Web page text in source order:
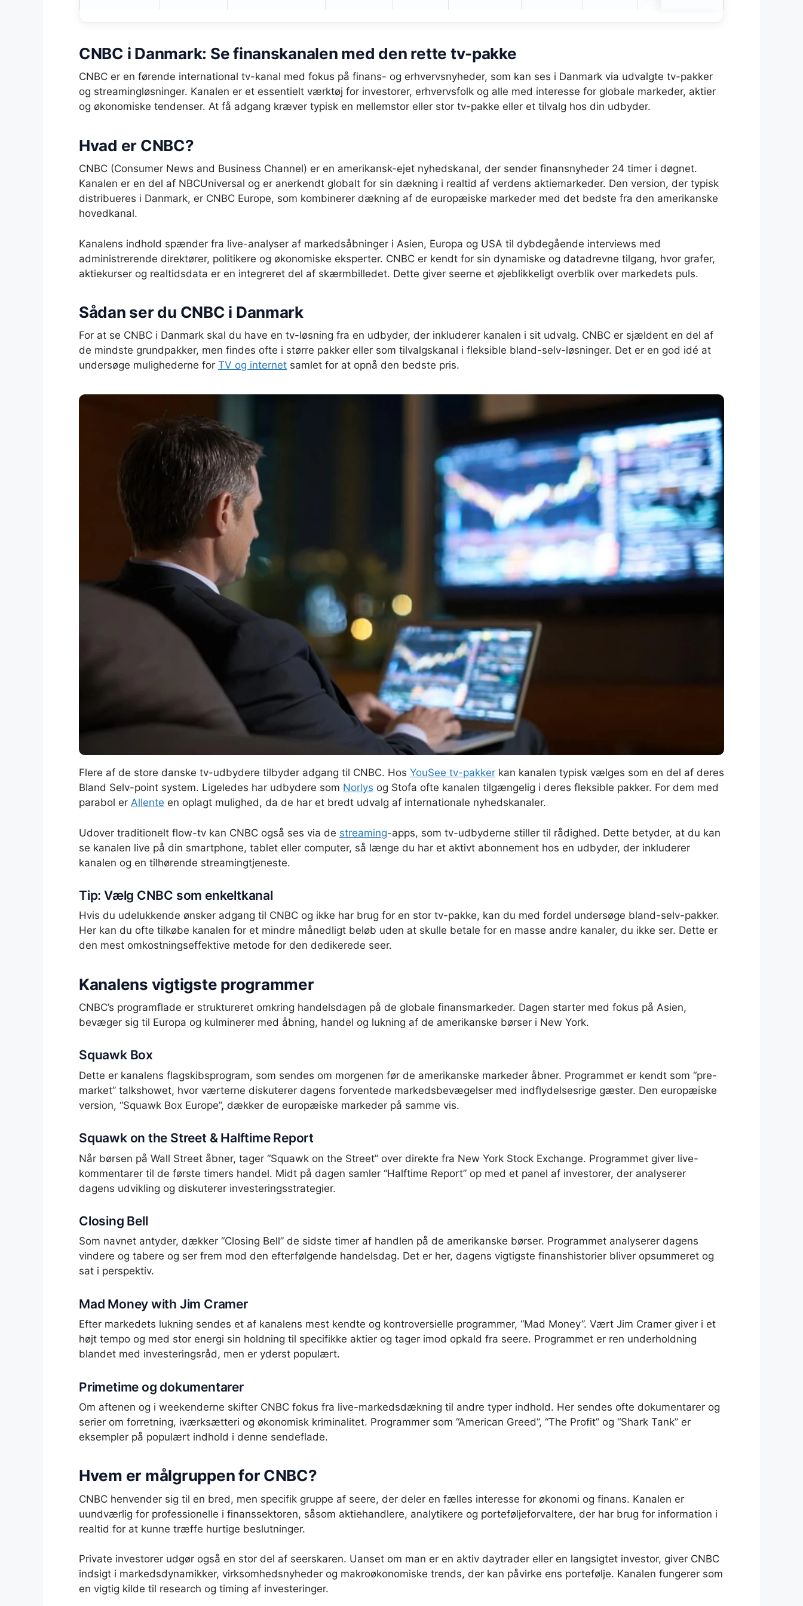
CNBC i Danmark: Se finanskanalen med den rette tv-pakke
CNBC er en førende international tv-kanal med fokus på finans- og erhvervsnyheder, som kan ses i Danmark via udvalgte tv-pakker
og streamingløsninger. Kanalen er et essentielt værktøj for investorer, erhvervsfolk og alle med interesse for globale markeder, aktier
og økonomiske tendenser. At få adgang kræver typisk en mellemstor eller stor tv-pakke eller et tilvalg hos din udbyder.
Hvad er CNBC?
CNBC (Consumer News and Business Channel) er en amerikansk-ejet nyhedskanal, der sender finansnyheder 24 timer i døgnet.
Kanalen er en del af NBCUniversal og er anerkendt globalt for sin dækning i realtid af verdens aktiemarkeder. Den version, der typisk
distribueres i Danmark, er CNBC Europe, som kombinerer dækning af de europæiske markeder med det bedste fra den amerikanske
hovedkanal.
Kanalens indhold spænder fra live-analyser af markedsåbninger i Asien, Europa og USA til dybdegående interviews med
administrerende direktører, politikere og økonomiske eksperter. CNBC er kendt for sin dynamiske og datadrevne tilgang, hvor grafer,
aktiekurser og realtidsdata er en integreret del af skærmbilledet. Dette giver seerne et øjeblikkeligt overblik over markedets puls.
Sådan ser du CNBC i Danmark
For at se CNBC i Danmark skal du have en tv-løsning fra en udbyder, der inkluderer kanalen i sit udvalg. CNBC er sjældent en del af
de mindste grundpakker, men findes ofte i større pakker eller som tilvalgskanal i fleksible bland-selv-løsninger. Det er en god idé at
undersøge mulighederne for TV og internet samlet for at opnå den bedste pris.
Flere af de store danske tv-udbydere tilbyder adgang til CNBC. Hos YouSee tv-pakker kan kanalen typisk vælges som en del af deres
Bland Selv-point system. Ligeledes har udbydere som Norlys og Stofa ofte kanalen tilgængelig i deres fleksible pakker. For dem med
parabol er Allente en oplagt mulighed, da de har et bredt udvalg af internationale nyhedskanaler.
Udover traditionelt flow-tv kan CNBC også ses via de streaming-apps, som tv-udbyderne stiller til rådighed. Dette betyder, at du kan
se kanalen live på din smartphone, tablet eller computer, så længe du har et aktivt abonnement hos en udbyder, der inkluderer
kanalen og en tilhørende streamingtjeneste.
Tip: Vælg CNBC som enkeltkanal
Hvis du udelukkende ønsker adgang til CNBC og ikke har brug for en stor tv-pakke, kan du med fordel undersøge bland-selv-pakker.
Her kan du ofte tilkøbe kanalen for et mindre månedligt beløb uden at skulle betale for en masse andre kanaler, du ikke ser. Dette er
den mest omkostningseffektive metode for den dedikerede seer.
Kanalens vigtigste programmer
CNBC’s programflade er struktureret omkring handelsdagen på de globale finansmarkeder. Dagen starter med fokus på Asien,
bevæger sig til Europa og kulminerer med åbning, handel og lukning af de amerikanske børser i New York.
Squawk Box
Dette er kanalens flagskibsprogram, som sendes om morgenen før de amerikanske markeder åbner. Programmet er kendt som “pre-
market” talkshowet, hvor værterne diskuterer dagens forventede markedsbevægelser med indflydelsesrige gæster. Den europæiske
version, “Squawk Box Europe”, dækker de europæiske markeder på samme vis.
Squawk on the Street & Halftime Report
Når børsen på Wall Street åbner, tager “Squawk on the Street” over direkte fra New York Stock Exchange. Programmet giver live-
kommentarer til de første timers handel. Midt på dagen samler “Halftime Report” op med et panel af investorer, der analyserer
dagens udvikling og diskuterer investeringsstrategier.
Closing Bell
Som navnet antyder, dækker “Closing Bell” de sidste timer af handlen på de amerikanske børser. Programmet analyserer dagens
vindere og tabere og ser frem mod den efterfølgende handelsdag. Det er her, dagens vigtigste finanshistorier bliver opsummeret og
sat i perspektiv.
Mad Money with Jim Cramer
Efter markedets lukning sendes et af kanalens mest kendte og kontroversielle programmer, “Mad Money”. Vært Jim Cramer giver i et
højt tempo og med stor energi sin holdning til specifikke aktier og tager imod opkald fra seere. Programmet er ren underholdning
blandet med investeringsråd, men er yderst populært.
Primetime og dokumentarer
Om aftenen og i weekenderne skifter CNBC fokus fra live-markedsdækning til andre typer indhold. Her sendes ofte dokumentarer og
serier om forretning, iværksætteri og økonomisk kriminalitet. Programmer som “American Greed”, “The Profit” og “Shark Tank” er
eksempler på populært indhold i denne sendeflade.
Hvem er målgruppen for CNBC?
CNBC henvender sig til en bred, men specifik gruppe af seere, der deler en fælles interesse for økonomi og finans. Kanalen er
uundværlig for professionelle i finanssektoren, såsom aktiehandlere, analytikere og porteføljeforvaltere, der har brug for information i
realtid for at kunne træffe hurtige beslutninger.
Private investorer udgør også en stor del af seerskaren. Uanset om man er en aktiv daytrader eller en langsigtet investor, giver CNBC
indsigt i markedsdynamikker, virksomhedsnyheder og makroøkonomiske trends, der kan påvirke ens portefølje. Kanalen fungerer som
en vigtig kilde til research og timing af investeringer.